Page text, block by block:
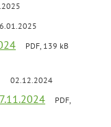
PDF, 139 kB
02.12.2024
PDF,